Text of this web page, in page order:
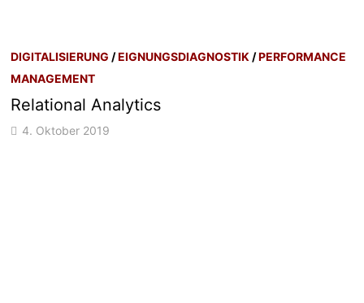
DIGITALISIERUNG /EIGNUNGSDIAGNOSTIK /PERFORMANCE
MANAGEMENT
Relational Analytics
4. Oktober 2019